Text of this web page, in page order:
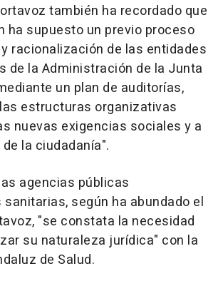
también ha recordado que
ha supuesto un previo proceso
racionalización de las entidades
de la Administración de la Junta
un plan de auditorías,
estructuras organizativas
nuevas exigencias sociales y a
la ciudadanía".
agencias públicas
según ha abundado el
"se constata la necesidad
su naturaleza jurídica" con la
de Salud.